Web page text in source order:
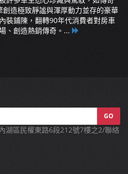
創造極致靜謐與渾厚動力並存的豪華
裝鋪陳，翻轉90年代消費者對房車
、創造熱銷傳奇。...
GO
湖區民權東路6段212號7樓之2/聯絡